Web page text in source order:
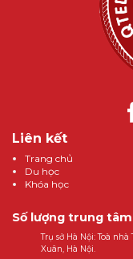
Liên kết
Trang chủ
Du học
Khóa học
Số lượng trung
Trụ sở Hà Nội: Toà
Xuân, Hà Nội.